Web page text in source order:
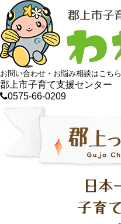
お問い合わせ・お悩み相談はこちら
郡上市子育て支援センター
0575-66-0209